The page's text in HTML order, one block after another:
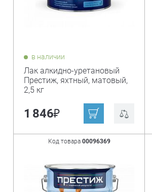
в наличии
Лак алкидно-уретановый
Престиж, яхтный, матовый,
2,5 кг
1 846₽
Код товара 00096369